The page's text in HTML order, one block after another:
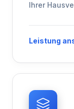
Ihrer
Leistung